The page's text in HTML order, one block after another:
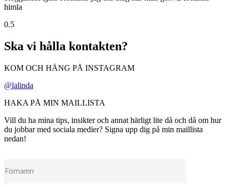
himla
Ska vi hålla kontakten?
KOM OCH HÄNG PÅ INSTAGRAM
@lalinda
HAKA PÅ MIN MAILLISTA
Vill du ha mina tips, insikter och annat härligt lite då och då om hur
du jobbar med sociala medier? Signa upp dig på min maillista
nedan!